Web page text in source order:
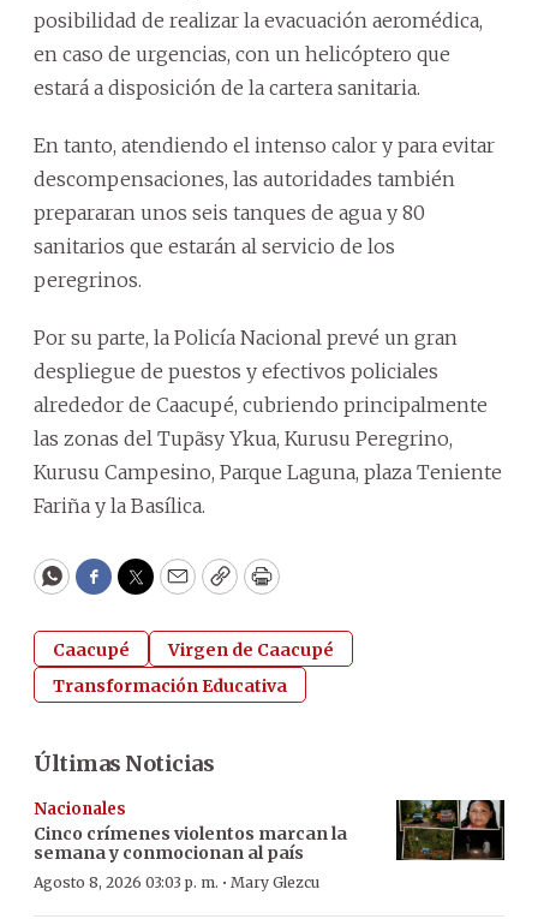
posibilidad de realizar la evacuación aeromédica,
en caso de urgencias, con un helicóptero que
estará a disposición de la cartera sanitaria.
En tanto, atendiendo el intenso calor y para evitar
descompensaciones, las autoridades también
prepararan unos seis tanques de agua y 80
sanitarios que estarán al servicio de los
peregrinos.
Por su parte, la Policía Nacional prevé un gran
despliegue de puestos y efectivos policiales
alrededor de Caacupé, cubriendo principalmente
las zonas del Tupãsy Ykua, Kurusu Peregrino,
Kurusu Campesino, Parque Laguna, plaza Teniente
Fariña y la Basílica.
WhatsApp
Facebook
Twitter
EmailCopyPrint
Caacupé
Virgen de Caacupé
Transformación Educativa
Últimas Noticias
Nacionales
Cinco crímenes violentos marcan la
semana y conmocionan al país
Agosto 8, 2026 03:03 p. m. · Mary Glezcu